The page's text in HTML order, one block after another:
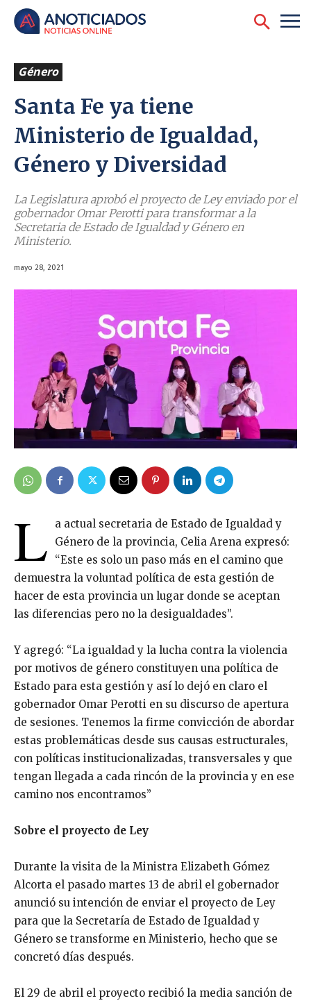
Género
Santa Fe ya tiene
Ministerio de Igualdad,
Género y Diversidad
La Legislatura aprobó el proyecto de Ley enviado por el
gobernador Omar Perotti para transformar a la
Secretaria de Estado de Igualdad y Género en
Ministerio.
mayo 28, 2021
L
a actual secretaria de Estado de Igualdad y
Género de la provincia, Celia Arena expresó:
“Este es solo un paso más en el camino que
demuestra la voluntad política de esta gestión de
hacer de esta provincia un lugar donde se aceptan
las diferencias pero no la desigualdades”.
Y agregó: “La igualdad y la lucha contra la violencia
por motivos de género constituyen una política de
Estado para esta gestión y así lo dejó en claro el
gobernador Omar Perotti en su discurso de apertura
de sesiones. Tenemos la firme convicción de abordar
estas problemáticas desde sus causas estructurales,
con políticas institucionalizadas, transversales y que
tengan llegada a cada rincón de la provincia y en ese
camino nos encontramos”
Sobre el proyecto de Ley
Durante la visita de la Ministra Elizabeth Gómez
Alcorta el pasado martes 13 de abril el gobernador
anunció su intención de enviar el proyecto de Ley
para que la Secretaría de Estado de Igualdad y
Género se transforme en Ministerio, hecho que se
concretó días después.
El 29 de abril el proyecto recibió la media sanción de